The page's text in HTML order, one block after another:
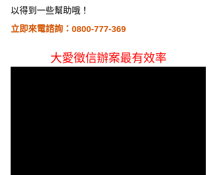
以得到一些幫助哦！
立即來電諮詢：0800-777-369
大愛徵信辦案最有效率